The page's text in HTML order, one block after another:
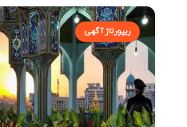
ریپورتاژ آگهی